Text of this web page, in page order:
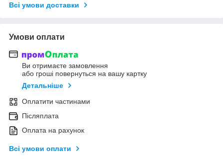
Всі умови доставки
Умови оплати
Ви отримаєте замовлення
або гроші повернуться на вашу картку
Детальніше
Оплатити частинами
Післяплата
Оплата на рахунок
Всі умови оплати